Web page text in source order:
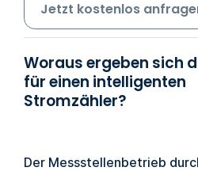
Jetzt kostenlos
Woraus ergeben sich
für einen intelligenten
Stromzähler?
Der Messstellenbetrieb